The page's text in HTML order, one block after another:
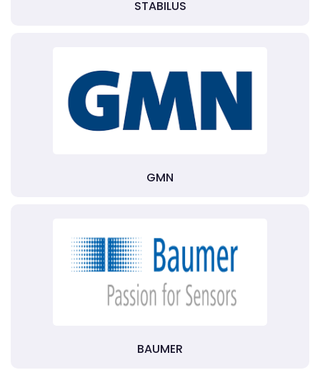
STABILUS
GMN
BAUMER